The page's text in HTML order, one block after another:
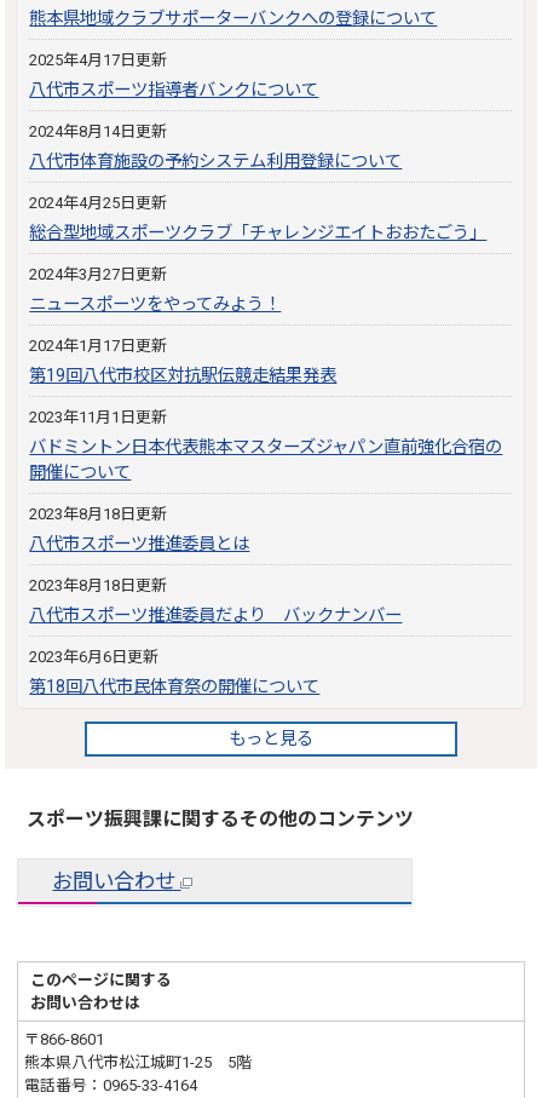
熊本県地域クラブサポーターバンクへの登録について
2025年4月17日更新
八代市スポーツ指導者バンクについて
2024年8月14日更新
八代市体育施設の予約システム利用登録について
2024年4月25日更新
総合型地域スポーツクラブ「チャレンジエイトおおたごう」
2024年3月27日更新
ニュースポーツをやってみよう！
2024年1月17日更新
第19回八代市校区対抗駅伝競走結果発表
2023年11月1日更新
バドミントン日本代表熊本マスターズジャパン直前強化合宿の
開催について
2023年8月18日更新
八代市スポーツ推進委員とは
2023年8月18日更新
八代市スポーツ推進委員だより バックナンバー
2023年6月6日更新
第18回八代市民体育祭の開催について
もっと見る
スポーツ振興課に関するその他のコンテンツ
お問い合わせ
このページに関する
お問い合わせは
〒866-8601
熊本県八代市松江城町1-25 5階
電話番号：0965-33-4164